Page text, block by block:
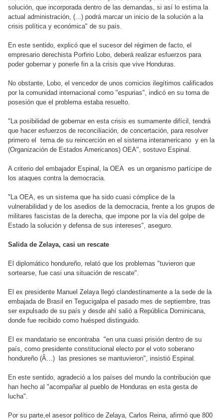
solución, que incorporada dentro de las demandas, si así lo estima la
actual administración, (...) podrá marcar un inicio de la solución a la
crisis política y económica" de su país.
En este sentido, explicó que el sucesor del régimen de facto, el
empresario derechista Porfirio Lobo, deberá realizar esfuerzos para
poder gobernar y ponerle fin a la crisis que vive Honduras.
No obstante, Lobo, el vencedor de unos comicios ilegítimos calificados
por la comunidad internacional como "espurias", indicó en su toma de
posesión que el problema estaba resuelto.
"La posibilidad de gobernar en esta crisis es sumamente difícil, tendrá
que hacer esfuerzos de reconciliación, de concertación, para resolver
primero el tema de su reincerción en el sistema interamericano y en la
(Organización de Estados Americanos) OEA", sostuvo Espinal.
A criterio del embajador Espinal, la OEA es un organismo partícipe de
los ataques contra la democracia.
"La OEA, es un sistema que ha sido cuasi cómplice de la
vulnerabilidad y de los asedios de la democracia, frente a los grupos de
militares fascistas de la derecha, que impone por la vía del golpe de
Estado la solución y defensa de sus intereses", aseguro.
Salida de Zelaya, casi un rescate
El diplomático hondureño, relató que los problemas "tuvieron que
sortearse, fue casi una situación de rescate".
El ex presidente Manuel Zelaya llegó clandestinamente a la sede de la
embajada de Brasil en Tegucigalpa el pasado mes de septiembre, tras
ser expulsado de su país y desde ahí salió a República Dominicana,
donde fue recibido como huésped distinguido.
El ex mandatario se encontraba "en una cuasi prisión dentro de su
país, como presidente constitucional electo por el voto soberano
hondureño (Â…) las presiones se mantuvieron", insistió Espinal.
En este sentido, agradeció a los países del mundo la contribución que
han hecho al "acompañar al pueblo de Honduras en esta gesta de
lucha".
Por su parte,el asesor político de Zelaya, Carlos Reina, afirmó que 800